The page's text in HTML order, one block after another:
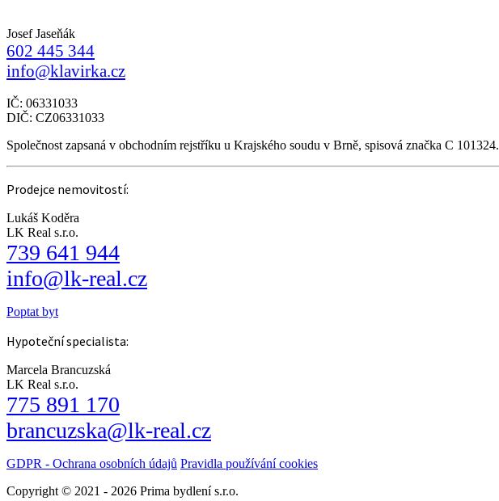
Josef Jaseňák
602 445 344
info@klavirka.cz
IČ: 06331033
DIČ: CZ06331033
Společnost zapsaná v obchodním rejstříku u Krajského soudu v Brně, spisová značka C 101324.
Prodejce nemovitostí:
Lukáš Koděra
LK Real s.r.o.
739 641 944
info@lk-real.cz
Poptat byt
Hypoteční specialista:
Marcela Brancuzská
LK Real s.r.o.
775 891 170
brancuzska@lk-real.cz
GDPR - Ochrana osobních údajů Pravidla používání cookies
Copyright © 2021 - 2026 Prima bydlení s.r.o.